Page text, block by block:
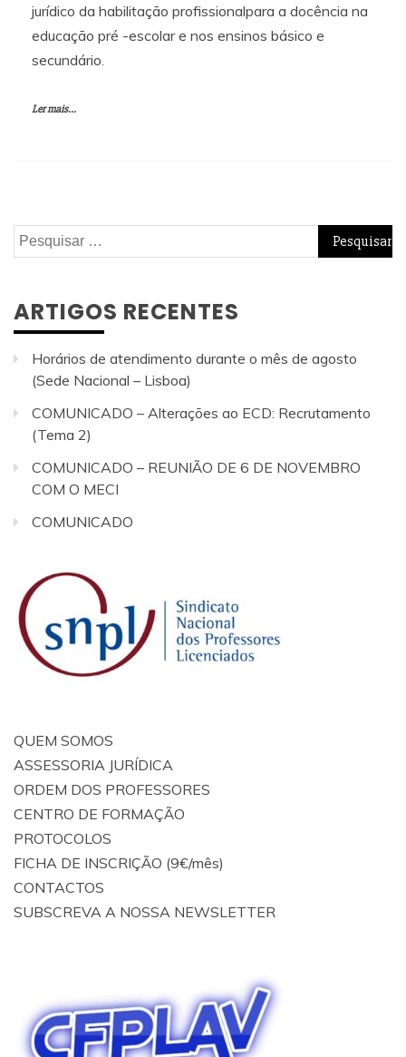
jurídico da habilitação profissionalpara a docência na
educação pré -escolar e nos ensinos básico e
secundário.
Ler mais...
Pesquisar
por:
ARTIGOS RECENTES
Horários de atendimento durante o mês de agosto
(Sede Nacional – Lisboa)
COMUNICADO – Alterações ao ECD: Recrutamento
(Tema 2)
COMUNICADO – REUNIÃO DE 6 DE NOVEMBRO
COM O MECI
COMUNICADO
QUEM SOMOS
ASSESSORIA JURÍDICA
ORDEM DOS PROFESSORES
CENTRO DE FORMAÇÃO
PROTOCOLOS
FICHA DE INSCRIÇÃO (9€/mês)
CONTACTOS
SUBSCREVA A NOSSA NEWSLETTER